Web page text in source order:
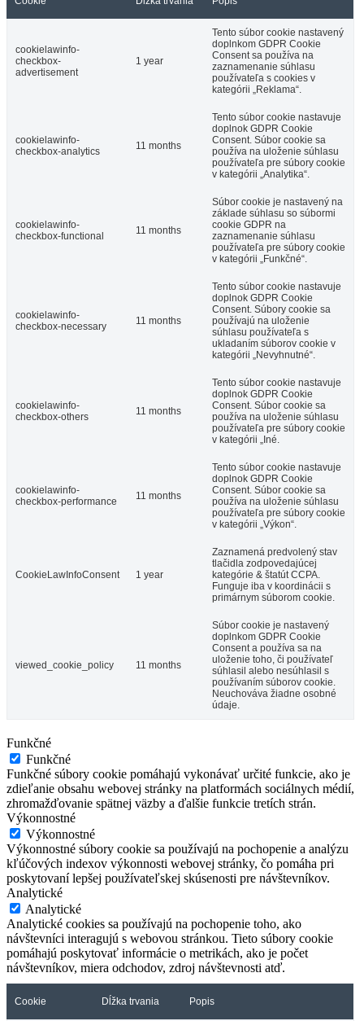
cookielawinfo-
checkbox-
advertisement
1 year
Tento súbor cookie nastavený
doplnkom GDPR Cookie
Consent sa používa na
zaznamenanie súhlasu
používateľa s cookies v
kategórii „Reklama“.
cookielawinfo-
checkbox-analytics
11 months
Tento súbor cookie nastavuje
doplnok GDPR Cookie
Consent. Súbor cookie sa
používa na uloženie súhlasu
používateľa pre súbory cookie
v kategórii „Analytika“.
cookielawinfo-
checkbox-functional
11 months
Súbor cookie je nastavený na
základe súhlasu so súbormi
cookie GDPR na
zaznamenanie súhlasu
používateľa pre súbory cookie
v kategórii „Funkčné“.
cookielawinfo-
checkbox-necessary
11 months
Tento súbor cookie nastavuje
doplnok GDPR Cookie
Consent. Súbory cookie sa
používajú na uloženie
súhlasu používateľa s
ukladaním súborov cookie v
kategórii „Nevyhnutné“.
cookielawinfo-
checkbox-others
11 months
Tento súbor cookie nastavuje
doplnok GDPR Cookie
Consent. Súbor cookie sa
používa na uloženie súhlasu
používateľa pre súbory cookie
v kategórii „Iné.
cookielawinfo-
checkbox-performance
11 months
Tento súbor cookie nastavuje
doplnok GDPR Cookie
Consent. Súbor cookie sa
používa na uloženie súhlasu
používateľa pre súbory cookie
v kategórii „Výkon“.
CookieLawInfoConsent 1 year
Zaznamená predvolený stav
tlačidla zodpovedajúcej
kategórie & štatút CCPA.
Funguje iba v koordinácii s
primárnym súborom cookie.
viewed_cookie_policy 11 months
Súbor cookie je nastavený
doplnkom GDPR Cookie
Consent a používa sa na
uloženie toho, či používateľ
súhlasil alebo nesúhlasil s
používaním súborov cookie.
Neuchováva žiadne osobné
údaje.
Funkčné
Funkčné
Funkčné súbory cookie pomáhajú vykonávať určité funkcie, ako je
zdieľanie obsahu webovej stránky na platformách sociálnych médií,
zhromažďovanie spätnej väzby a ďalšie funkcie tretích strán.
Výkonnostné
Výkonnostné
Výkonnostné súbory cookie sa používajú na pochopenie a analýzu
kľúčových indexov výkonnosti webovej stránky, čo pomáha pri
poskytovaní lepšej používateľskej skúsenosti pre návštevníkov.
Analytické
Analytické
Analytické cookies sa používajú na pochopenie toho, ako
návštevníci interagujú s webovou stránkou. Tieto súbory cookie
pomáhajú poskytovať informácie o metrikách, ako je počet
návštevníkov, miera odchodov, zdroj návštevnosti atď.
Cookie Dĺžka trvania Popis